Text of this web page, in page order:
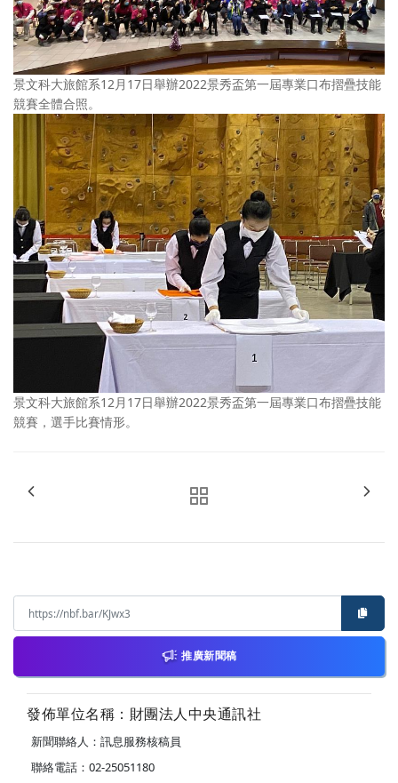
景文科大旅館系12月17日舉辦2022景秀盃第一屆專業口布摺疊技能
競賽全體合照。
景文科大旅館系12月17日舉辦2022景秀盃第一屆專業口布摺疊技能
競賽，選手比賽情形。
推廣新聞稿
發佈單位名稱：財團法人中央通訊社
新聞聯絡人：訊息服務核稿員
聯絡電話：02-25051180